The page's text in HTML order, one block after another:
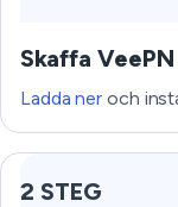
Skaffa VeePN
Ladda ner och
2 STEG